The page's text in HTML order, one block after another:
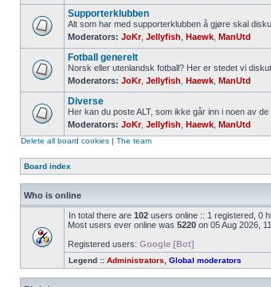
Supporterklubben
Alt som har med supporterklubben å gjøre skal
Moderators: JoKr, Jellyfish Haewk ManUtd
Fotball generelt
Norsk eller utenlandsk fotball? Her er stedet vi
Moderators: JoKr, Jellyfish Haewk ManUtd
Diverse
Her kan du poste ALT, som ikke går inn i noen av
Moderators: JoKr, Jellyfish Haewk ManUtd
Delete all board cookies | The team
Board index
Who is online
In total there are 102 users online :: 1 registered, 0
Most users ever online was 5220 on 05 Aug 2026,
Registered users: Google [Bot]
Legend :: Administrators Global moderators